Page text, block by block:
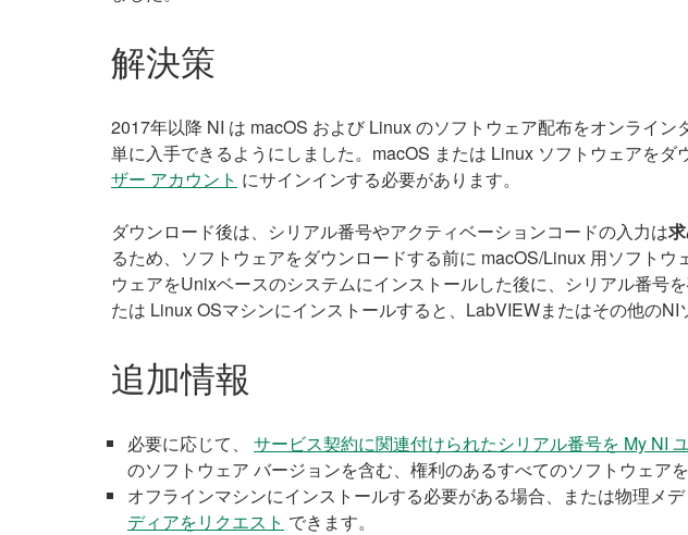
解決策
2017年以降 NI は macOS および Linux のソフトウェア配布をオンライ
単に入手できるようにしました。macOS または Linux ソフトウェアを
ザー アカウント にサインインする必要があります。
ダウンロード後は、シリアル番号やアクティベーションコードの入力は
るため、ソフトウェアをダウンロードする前に macOS/Linux 用ソフト
ウェアをUnixベースのシステムにインストールした後に、シリアル番号
たは Linux OSマシンにインストールすると、LabVIEWまたはその他のNI
追加情報
必要に応じて、 サービス契約に関連付けられたシリアル番号を My NI
のソフトウェア バージョンを含む、権利のあるすべてのソフトウェア
オフラインマシンにインストールする必要がある場合、または物理メ
ディアをリクエスト できます。